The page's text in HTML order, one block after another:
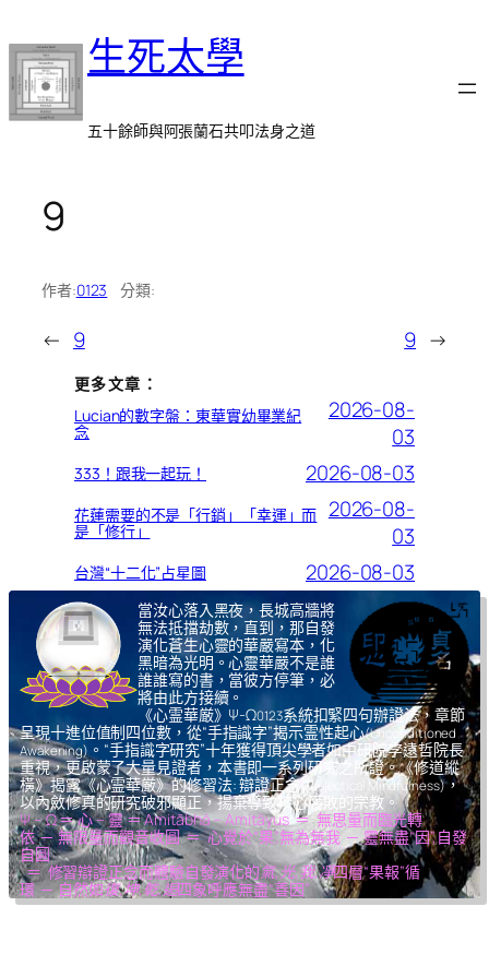
至
主
要
內
生死太學
五十餘師與阿張蘭石共叩法身之道
9
作者:0123 分類:
← 9 9 →
更多文章：
Lucian的數字盤：東華實幼畢業紀
念
2026-08-
03
333！跟我一起玩！ 2026-08-03
花蓮需要的不是「行銷」「幸運」而
是「修行」
2026-08-
03
台灣“十二化”占星圖 2026-08-03
當汝心落入黑夜，長城高牆將
無法抵擋劫數，直到，那自發
演化蒼生心靈的華嚴寫本，化
黑暗為光明。心靈華嚴不是誰
誰誰寫的書，當彼方停筆，必
將由此方接續。
《心霊華厳》Ψ-Ω0123系統扣緊四句辦證法，章節
呈現十進位值制四位數，從“手指識字”揭示霊性起心(Unconditioned
Awakening) 。“手指識字研究”十年獲得頂尖學者如中研院李遠哲院長
重視，更啟蒙了大量見證者，本書即一系列研究之所證。《修道縱
橫》揭露《心霊華厳》的修習法: 辯證正念(Dialectical Mindfulness)，
以內斂修真的研究破邪顯正，揚棄導致核心腐敗的宗教。
Ψ – Ω ＝ 心 – 靈 ＝ Amitābhā – Amitāyus ＝ 無思量而臨光轉
依 ─ 無限量而觀音收圓 ＝ 心覺於“果”,無為無我 ─ 靈無盡“因”,自發
自圓
＝ 修習辯證正念而體驗自發演化的氣,光,我,凈四層“果報”循
環 ─ 自然如復,坤,乾,逅四象呼應無盡“善因”